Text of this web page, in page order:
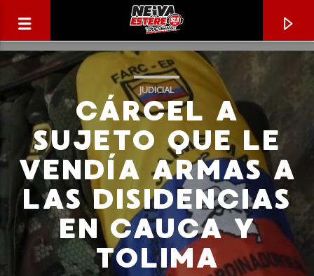
CANCIÓN ACTUAL
JUDICIAL
CÁRCEL A
SUJETO QUE LE
VENDÍA ARMAS A
LAS DISIDENCIAS
EN CAUCA Y
TOLIMA